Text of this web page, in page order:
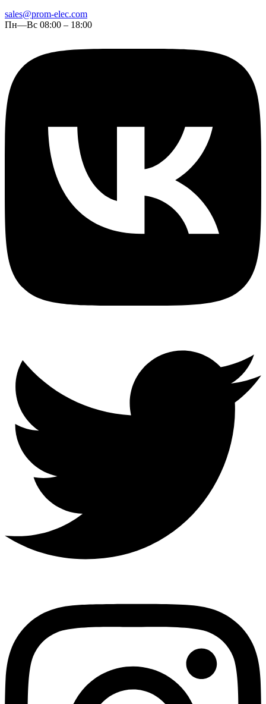
sales@prom-elec.com
Пн—Вс 08:00 – 18:00